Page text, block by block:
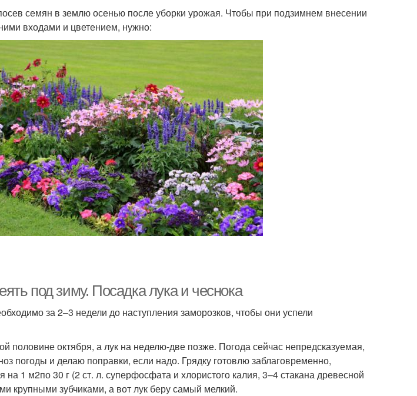
семян в землю осенью после уборки урожая. Чтобы при подзимнем внесении
входами и цветением, нужно:
под зиму. Посадка лука и чеснока
за 2–3 недели до наступления заморозков, чтобы они успели
половине октября, а лук на неделю-две позже. Погода сейчас непредсказуемая,
погоды и делаю поправки, если надо. Грядку готовлю заблаговременно,
1 м2по 30 г (2 ст. л. суперфосфата и хлористого калия, 3–4 стакана древесной
крупными зубчиками, а вот лук беру самый мелкий.